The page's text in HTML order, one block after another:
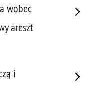
wobec
areszt
i